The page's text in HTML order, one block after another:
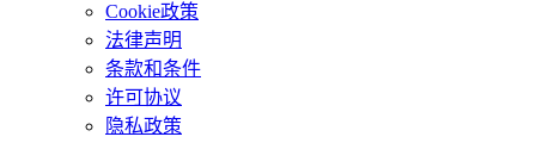
Cookie政策
法律声明
条款和条件
许可协议
隐私政策